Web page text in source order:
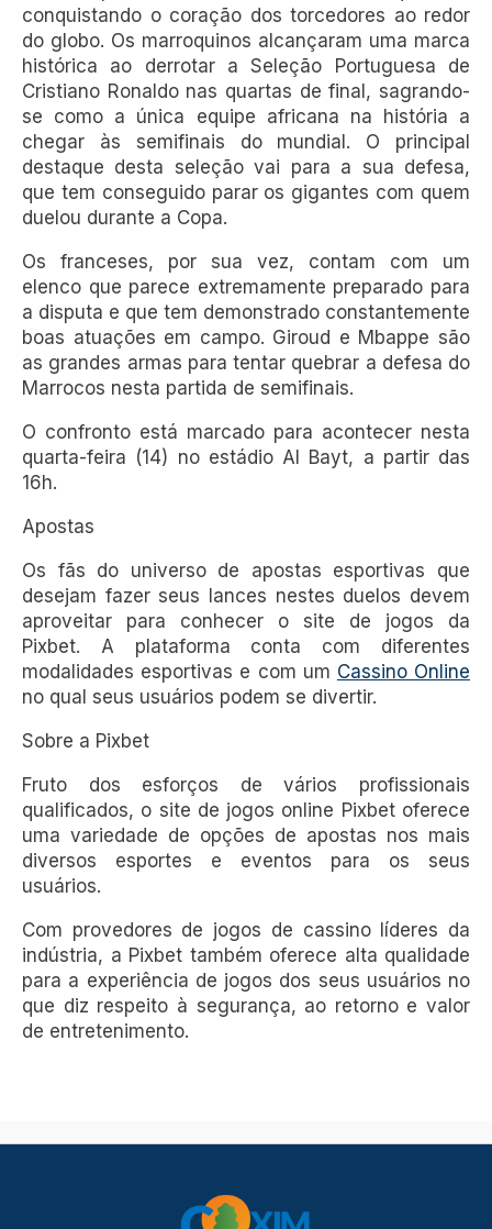
conquistando o coração dos torcedores ao redor
do globo. Os marroquinos alcançaram uma marca
histórica ao derrotar a Seleção Portuguesa de
Cristiano Ronaldo nas quartas de final, sagrando-
se como a única equipe africana na história a
chegar às semifinais do mundial. O principal
destaque desta seleção vai para a sua defesa,
que tem conseguido parar os gigantes com quem
duelou durante a Copa.
Os franceses, por sua vez, contam com um
elenco que parece extremamente preparado para
a disputa e que tem demonstrado constantemente
boas atuações em campo. Giroud e Mbappe são
as grandes armas para tentar quebrar a defesa do
Marrocos nesta partida de semifinais.
O confronto está marcado para acontecer nesta
quarta-feira (14) no estádio Al Bayt, a partir das
16h.
Apostas
Os fãs do universo de apostas esportivas que
desejam fazer seus lances nestes duelos devem
aproveitar para conhecer o site de jogos da
Pixbet. A plataforma conta com diferentes
modalidades esportivas e com um Cassino Online
no qual seus usuários podem se divertir.
Sobre a Pixbet
Fruto dos esforços de vários profissionais
qualificados, o site de jogos online Pixbet oferece
uma variedade de opções de apostas nos mais
diversos esportes e eventos para os seus
usuários.
Com provedores de jogos de cassino líderes da
indústria, a Pixbet também oferece alta qualidade
para a experiência de jogos dos seus usuários no
que diz respeito à segurança, ao retorno e valor
de entretenimento.